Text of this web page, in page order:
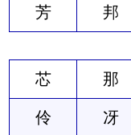
芳 邦
芯 那
伶 冴